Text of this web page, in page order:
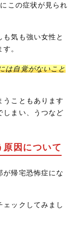
この症状が見られ
気も強い女性と
。
は自覚がないこと
うこともあります
しまい、うつなど
原因について
が帰宅恐怖症にな
ェックしてみまし